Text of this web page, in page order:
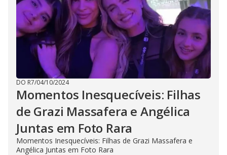
DO R7/04/10/2024
Momentos Inesquecíveis: Filhas
de Grazi Massafera e Angélica
Juntas em Foto Rara
Momentos Inesquecíveis: Filhas de Grazi Massafera e
Angélica Juntas em Foto Rara